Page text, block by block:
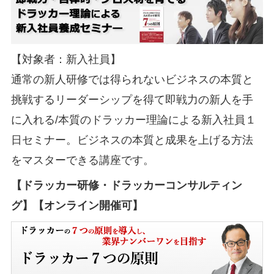
【対象者：新入社員】
通常の新人研修では得られないビジネスの本質と
挑戦するリーダーシップを得て即戦力の新人を手
に入れる/本質のドラッカー理論による新入社員１
日セミナー。ビジネスの本質と成果を上げる方法
をマスターできる講座です。
【ドラッカー研修・ドラッカーコンサルティン
グ】【オンライン開催可】